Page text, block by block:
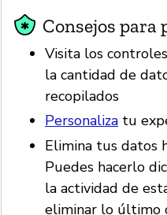
Consejos para
Visita los
la cantidad de
recopilados
Personaliza tu
Elimina tus datos
Puedes hacerlo
la actividad de
eliminar lo último